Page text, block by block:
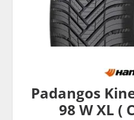
Padangos
98 W XL (